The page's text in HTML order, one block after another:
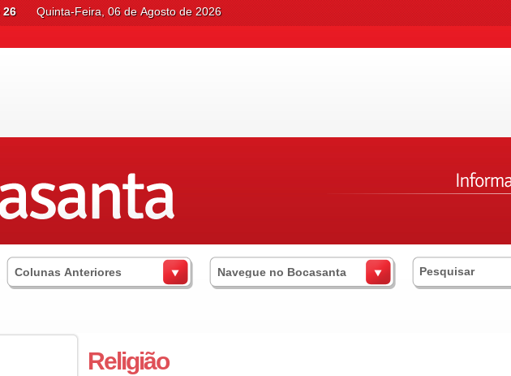
Ano 26 Quinta-Feira, 06 de Agosto de 2026
Colunas Anteriores Navegue no Bocasanta
Religião